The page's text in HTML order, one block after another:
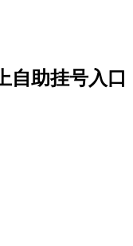
自助挂号入口